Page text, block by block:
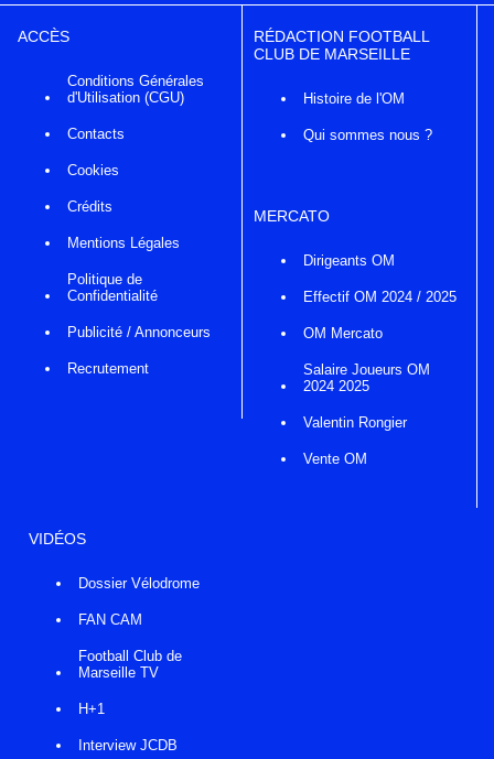
ACCÈS
Conditions Générales
d'Utilisation (CGU)
Contacts
Cookies
Crédits
Mentions Légales
Politique de
Confidentialité
Publicité / Annonceurs
Recrutement
RÉDACTION FOOTBALL
CLUB DE MARSEILLE
Histoire de l'OM
Qui sommes nous ?
MERCATO
Dirigeants OM
Effectif OM 2024 / 2025
OM Mercato
Salaire Joueurs OM
2024 2025
Valentin Rongier
Vente OM
VIDÉOS
Dossier Vélodrome
FAN CAM
Football Club de
Marseille TV
H+1
Interview JCDB